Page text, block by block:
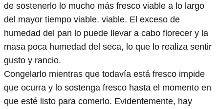
de sostenerlo lo mucho más fresco viable a lo largo
del mayor tiempo viable. viable. El exceso de
humedad del pan lo puede llevar a cabo florecer y la
masa poca humedad del seca, lo que lo realiza sentir
gusto y rancio.
Congelarlo mientras que todavía está fresco impide
que ocurra y lo sostenga fresco hasta el momento en
que esté listo para comerlo. Evidentemente, hay